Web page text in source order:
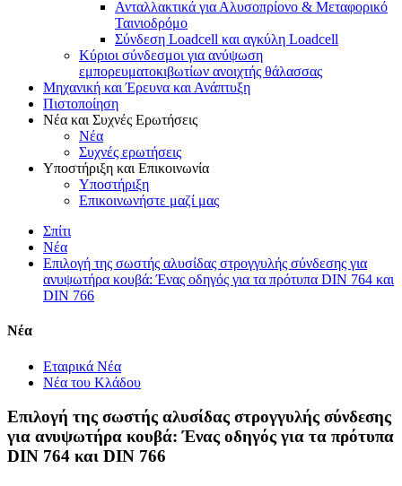
Ανταλλακτικά για Αλυσοπρίονο & Μεταφορικό
Ταινιοδρόμο
Σύνδεση Loadcell και αγκύλη Loadcell
Κύριοι σύνδεσμοι για ανύψωση
εμπορευματοκιβωτίων ανοιχτής θάλασσας
Μηχανική και Έρευνα και Ανάπτυξη
Πιστοποίηση
Νέα και Συχνές Ερωτήσεις
Νέα
Συχνές ερωτήσεις
Υποστήριξη και Επικοινωνία
Υποστήριξη
Επικοινωνήστε μαζί μας
Σπίτι
Νέα
Επιλογή της σωστής αλυσίδας στρογγυλής σύνδεσης για
ανυψωτήρα κουβά: Ένας οδηγός για τα πρότυπα DIN 764 και
DIN 766
Νέα
Εταιρικά Νέα
Νέα του Κλάδου
Επιλογή της σωστής αλυσίδας στρογγυλής σύνδεσης
για ανυψωτήρα κουβά: Ένας οδηγός για τα πρότυπα
DIN 764 και DIN 766